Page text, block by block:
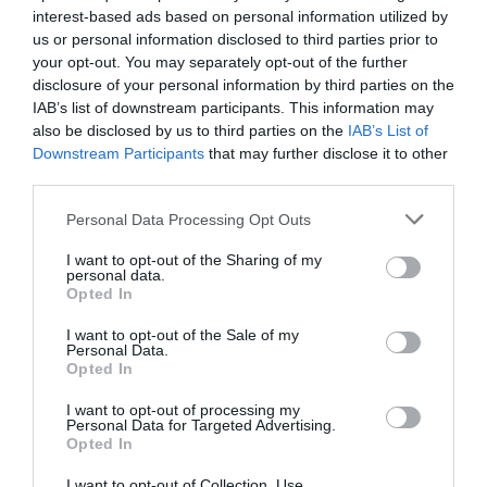
interest-based ads based on personal information utilized by
us or personal information disclosed to third parties prior to
your opt-out. You may separately opt-out of the further
disclosure of your personal information by third parties on the
IAB’s list of downstream participants. This information may
also be disclosed by us to third parties on the IAB’s List of
Downstream Participants that may further disclose it to other
Personal Data Processing Opt Outs
I want to opt-out of the Sharing of my
personal data.
Opted In
I want to opt-out of the Sale of my
Personal Data.
Opted In
I want to opt-out of processing my
Personal Data for Targeted Advertising.
Opted In
La programación continuó con la tradicionalOfrena
de Flors a Sant Pasqual, que recorrió algunas de las
principales calles del centro hasta llegar a la plaza de
Sant Pasqual, con la participación de entidades, peñas
y vecinos. El acto concluyó con latradicional foguera
con los estandartes de las asociaciones participantes.
Rock per la Llengua en la plaza Major, que reunió a
numeroso público en una jornada organizada por las
concejalías de Normalización Lingüística y Fiestas. El
cartel contó con las actuaciones de Apologia, Esther y
Domingo 17 de mayo: Pólvora y la
orquesta Panorama